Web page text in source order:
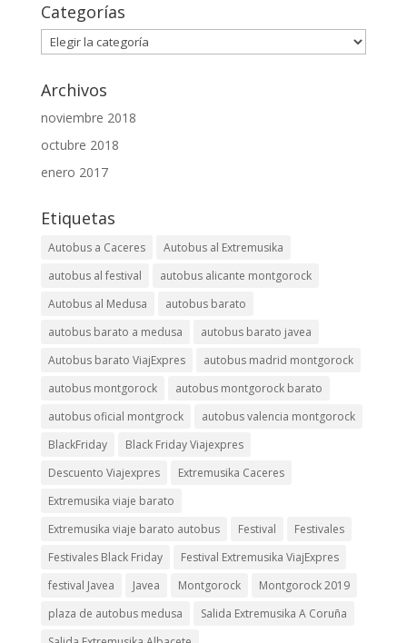
Categorías
Categorías
Archivos
noviembre 2018
octubre 2018
enero 2017
Etiquetas
Autobus a Caceres
Autobus al Extremusika
autobus al festival
autobus alicante montgorock
Autobus al Medusa
autobus barato
autobus barato a medusa
autobus barato javea
Autobus barato ViajExpres
autobus madrid montgorock
autobus montgorock
autobus montgorock barato
autobus oficial montgrock
autobus valencia montgorock
BlackFriday
Black Friday Viajexpres
Descuento Viajexpres
Extremusika Caceres
Extremusika viaje barato
Extremusika viaje barato autobus
Festival
Festivales
Festivales Black Friday
Festival Extremusika ViajExpres
festival Javea
Javea Montgorock
Montgorock 2019
plaza de autobus medusa
Salida Extremusika A Coruña